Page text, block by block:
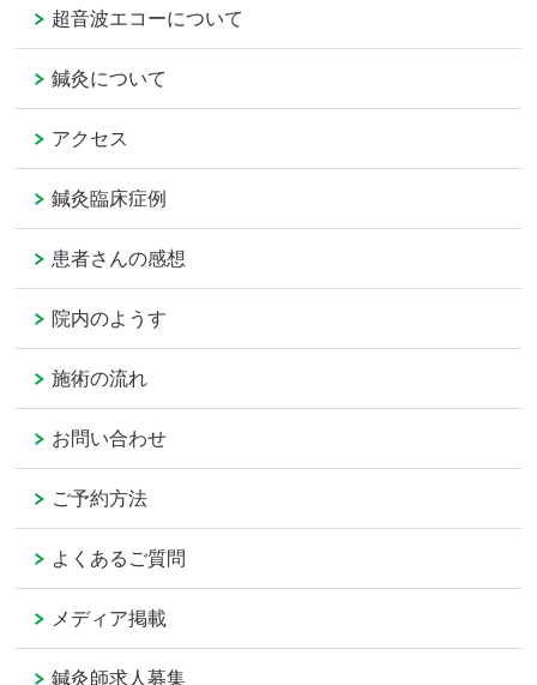
超音波エコーについて
鍼灸について
アクセス
鍼灸臨床症例
患者さんの感想
院内のようす
施術の流れ
お問い合わせ
ご予約方法
よくあるご質問
メディア掲載
鍼灸師求人募集